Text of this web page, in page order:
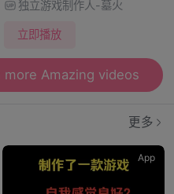
独立游戏制作人-墓火
立即播放
Amazing videos
更多
App